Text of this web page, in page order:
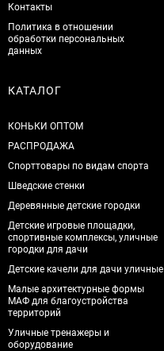
Контакты
Политика в отношении
обработки персональных
данных
КАТАЛОГ
КОНЬКИ ОПТОМ
РАСПРОДАЖА
Спорттовары по видам спорта
Шведские стенки
Деревянные детские городки
Детские игровые площадки,
спортивные комплексы, уличные
городки для дачи
Детские качели для дачи уличные
Малые архитектурные формы
МАФ для благоустройства
территорий
Уличные тренажеры и
оборудование